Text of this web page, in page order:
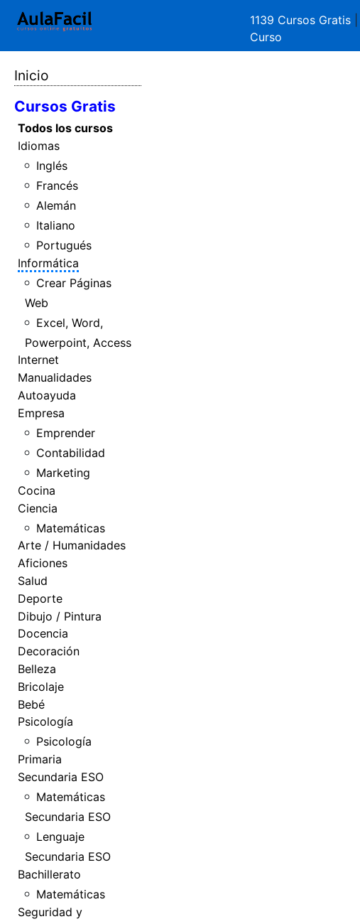
1139 Cursos Gratis
Curso
Inicio
Cursos Gratis
Todos los cursos
Idiomas
Inglés
Francés
Alemán
Italiano
Portugués
Informática
Crear Páginas
Web
Excel, Word,
Powerpoint, Access
Internet
Manualidades
Autoayuda
Empresa
Emprender
Contabilidad
Marketing
Cocina
Ciencia
Matemáticas
Arte / Humanidades
Aficiones
Salud
Deporte
Dibujo / Pintura
Docencia
Decoración
Belleza
Bricolaje
Bebé
Psicología
Psicología
Primaria
Secundaria ESO
Matemáticas
Secundaria ESO
Lenguaje
Secundaria ESO
Bachillerato
Matemáticas
Seguridad y